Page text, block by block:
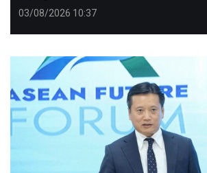
03/08/2026 10:37